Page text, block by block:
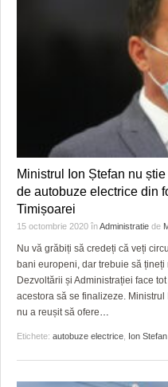
Ministrul Ion Ștefan nu
de autobuze electrice din
Timișoarei
15 octombrie 2020 înAdministratie de
Nu vă grăbiți să credeți că veți
bani europeni, dar trebuie să
Dezvoltării și Administrației face
acestora să se finalizeze.
nu a reușit să ofere…
Etichete: autobuze electrice Ion Stefan